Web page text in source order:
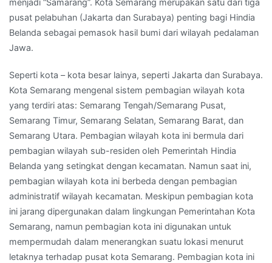
menjadi “Samarang”. Kota Semarang merupakan satu dari tiga
pusat pelabuhan (Jakarta dan Surabaya) penting bagi Hindia
Belanda sebagai pemasok hasil bumi dari wilayah pedalaman
Jawa.
Seperti kota – kota besar lainya, seperti Jakarta dan Surabaya.
Kota Semarang mengenal sistem pembagian wilayah kota
yang terdiri atas: Semarang Tengah/Semarang Pusat,
Semarang Timur, Semarang Selatan, Semarang Barat, dan
Semarang Utara. Pembagian wilayah kota ini bermula dari
pembagian wilayah sub-residen oleh Pemerintah Hindia
Belanda yang setingkat dengan kecamatan. Namun saat ini,
pembagian wilayah kota ini berbeda dengan pembagian
administratif wilayah kecamatan. Meskipun pembagian kota
ini jarang dipergunakan dalam lingkungan Pemerintahan Kota
Semarang, namun pembagian kota ini digunakan untuk
mempermudah dalam menerangkan suatu lokasi menurut
letaknya terhadap pusat kota Semarang. Pembagian kota ini